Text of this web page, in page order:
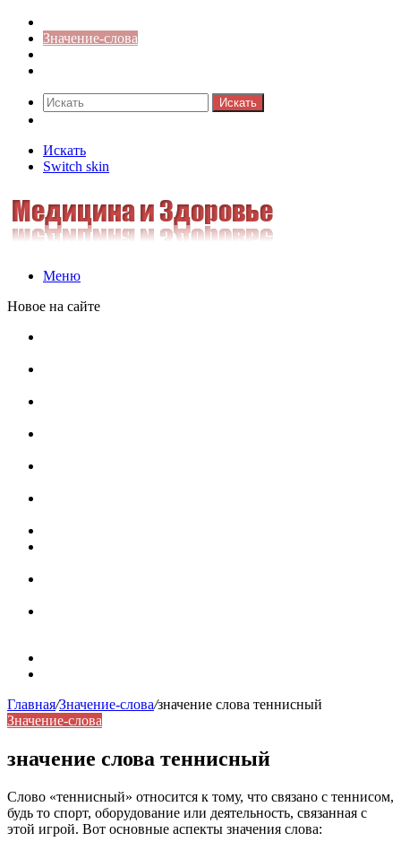
Значение-слова
Искать
Искать
Switch skin
Меню
Новое на сайте
Главная/Значение-слова/значение слова теннисный
Значение-слова
значение слова теннисный
Слово «теннисный» относится к тому, что связано с теннисом,
будь то спорт, оборудование или деятельность, связанная с
этой игрой. Вот основные аспекты значения слова: